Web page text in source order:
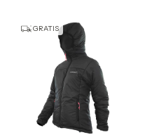
GRATIS